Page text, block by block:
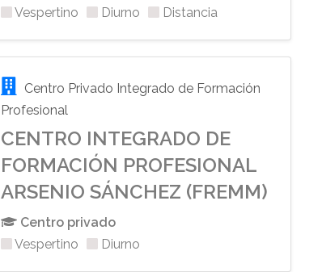
Vespertino
Diurno Distancia
Centro Privado Integrado de Formación
Profesional
CENTRO INTEGRADO DE
FORMACIÓN PROFESIONAL
ARSENIO SÁNCHEZ (FREMM)
Centro privado
Vespertino
Diurno